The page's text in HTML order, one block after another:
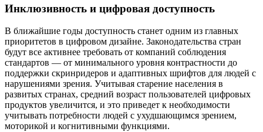
Инклюзивность и цифровая доступность
В ближайшие годы доступность станет одним из главных
приоритетов в цифровом дизайне. Законодательства стран
будут все активнее требовать от компаний соблюдения
стандартов — от минимального уровня контрастности до
поддержки скринридеров и адаптивных шрифтов для людей с
нарушениями зрения. Учитывая старение населения в
развитых странах, средний возраст пользователей цифровых
продуктов увеличится, и это приведет к необходимости
учитывать потребности людей с ухудшающимся зрением,
моторикой и когнитивными функциями.